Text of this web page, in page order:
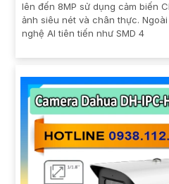
lên đến 8MP sử dụng cảm biến
ảnh siêu nét và chân thực.
nghệ AI tiên tiến như SMD 4